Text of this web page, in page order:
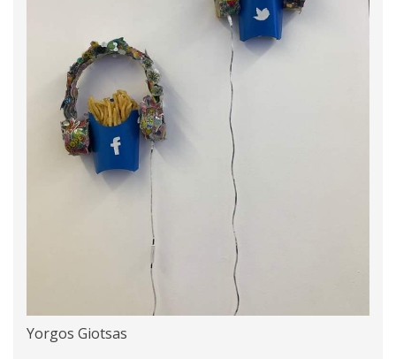
Yorgos Giotsas